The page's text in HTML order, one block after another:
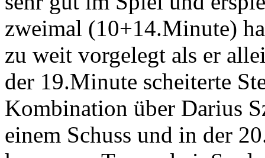
zweimal (10+14.Minute)
zu weit vorgelegt als er
der 19.Minute scheiterte
Kombination über Darius
einem Schuss und in der